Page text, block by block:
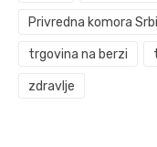
Privredna komora
trgovina na berzi
zdravlje